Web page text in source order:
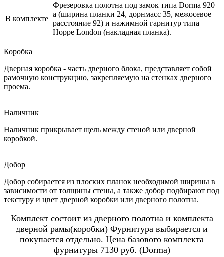
В комплекте
Фрезеровка полотна под замок типа Dorma 920
a (ширина планки 24, дорнмасс 35, межосевое
расстояние 92) и нажимной гарнитур типа
Hoppe London (накладная планка).
Коробка
Дверная коробка - часть дверного блока, представляет собой
рамочную конструкцию, закрепляемую на стенках дверного
проема.
Наличник
Наличник прикрывает щель между стеной или дверной
коробкой.
Добор
Добор собирается из плоских планок необходимой ширины в
зависимости от толщины стены, а также добор подбирают под
текстуру и цвет дверной коробки или дверного полотна.
Комплект состоит из дверного полотна и комплекта
дверной рамы(коробки) Фурнитура выбирается и
покупается отдельно. Цена базового комплекта
фурнитуры 7130 руб. (Dorma)